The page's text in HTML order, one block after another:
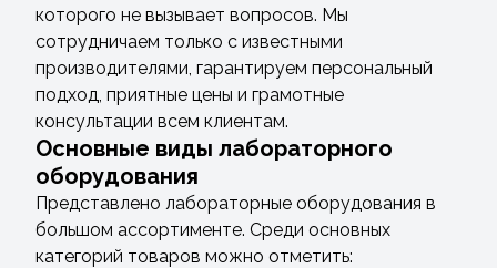
которого не вызывает вопросов. Мы
сотрудничаем только с известными
производителями, гарантируем персональный
подход, приятные цены и грамотные
консультации всем клиентам.
Основные виды лабораторного
оборудования
Представлено лабораторные оборудования в
большом ассортименте. Среди основных
категорий товаров можно отметить: